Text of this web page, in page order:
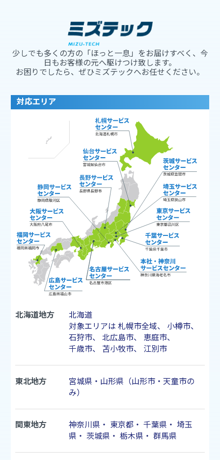
少しでも多くの方の「ほっと一息」をお届けすべく、今
日もお客様の元へ駆けつけ致します。
お困りでしたら、ぜひミズテックへお任せください。
対応エリア
北海道地方
北海道
対象エリアは 札幌市全域、 小樽市、
石狩市、 北広島市、 恵庭市、
千歳市、 苫小牧市、 江別市
東北地方
宮城県・山形県（山形市・天童市の
み）
関東地方 神奈川県 ・ 東京都・ 千葉県 ・ 埼玉
県 ・ 茨城県 ・ 栃木県 ・ 群馬県